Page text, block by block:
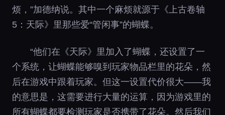
烦，”加德纳说。其中一个麻烦就源于《上古卷轴
5：天际》里那些爱“管闲事”的蝴蝶。
“他们在《天际》里加入了蝴蝶，还设置了一
个系统，让蝴蝶能够嗅到玩家物品栏里的花朵，然
后在游戏中跟着玩家。但这一设置代价很大——我
的意思是，这需要进行大量的运算，因为游戏里的
所有蝴蝶都要检测玩家是否携带了花朵。然后我们